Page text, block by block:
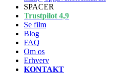
SPACER
Trustpilot 4,9
Se film
Blog
FAQ
Om os
Erhverv
KONTAKT